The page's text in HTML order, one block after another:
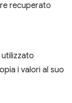
recuperato
i valori al suo